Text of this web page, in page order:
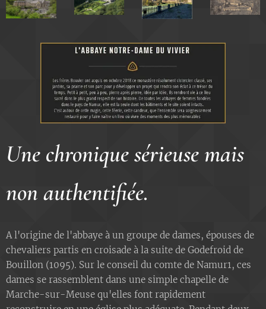
Une chronique sérieuse mais
non authentifiée.
A l'origine de l'abbaye à un groupe de dames, épouses de
chevaliers partis en croisade à la suite de Godefroid de
Bouillon (1095). Sur le conseil du comte de Namur1, ces
dames se rassemblent dans une simple chapelle de
Marche-sur-Meuse qu'elles font rapidement